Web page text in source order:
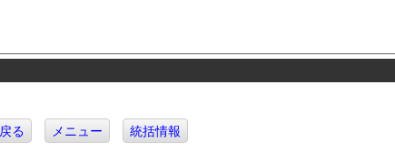
戻る メニュー 統括情報